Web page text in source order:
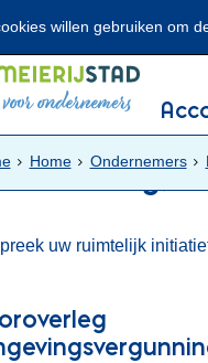
willen gebruiken om
Home Ondernemers
Lees voor Uitleg
uw ruimtelijk